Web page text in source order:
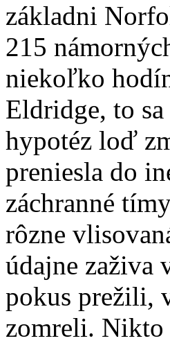
základni
215
niekoľko
Eldridge, to
hypotéz loď
preniesla do
záchranné
rôzne
údajne zaživa
pokus prežili,
zomreli. Nikto